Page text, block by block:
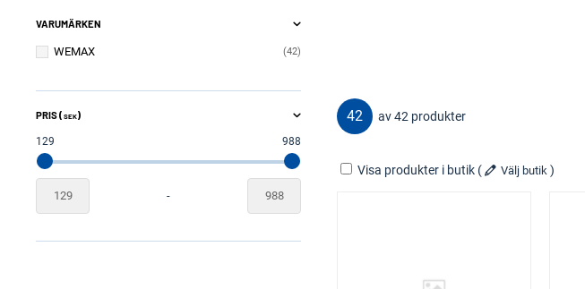
VARUMÄRKEN
42
WEMAX
PRIS ( SEK)
129 988
-
42 av 42 produkter
Visa produkter i butik ( Välj butik )